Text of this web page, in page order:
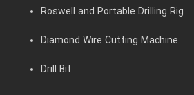
Roswell and Portable Drilling Rig
Diamond Wire Cutting Machine
Drill Bit